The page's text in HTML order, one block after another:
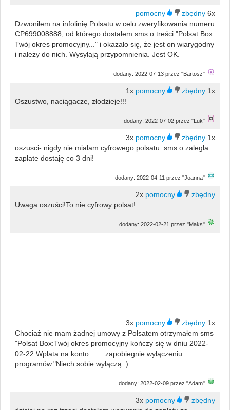
6x
Dzwoniłem na infolinię Polsatu w celu zweryfikowania numeru
CP699008888, od którego dostałem sms o treści "Polsat Box:
Twój okres promocyjny..." i okazało się, że jest on wiarygodny
i należy do nich. Wysyłają przypomnienia. Jest OK.
dodany: 2022-07-13 przez "Bartosz"
1x
1x
Oszustwo, naciągacze, złodzieje!!!
dodany: 2022-07-02 przez "Luk"
3x
1x
oszusci- nigdy nie miałam cyfrowego polsatu. sms o zaległa
zapłate dostaję co 3 dni!
dodany: 2022-04-11 przez "Joanna"
2x
Uwaga oszuści!To nie cyfrowy polsat!
dodany: 2022-02-21 przez "Maks"
3x
1x
Chociaż nie mam żadnej umowy z Polsatem otrzymałem sms
"Polsat Box:Twój okres promocyjny kończy się w dniu 2022-
02-22.Wplata na konto ...... zapobiegnie wyłączeniu
programów."Niech sobie wyłączą :)
dodany: 2022-02-09 przez "Adam"
3x